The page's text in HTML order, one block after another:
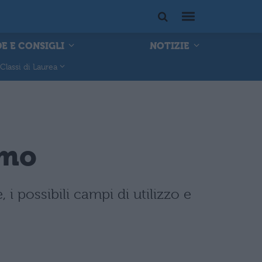
E CONSIGLI NOTIZIE
Classi di Laurea
i possibili campi di utilizzo e